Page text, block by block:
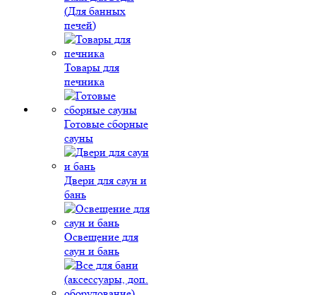
(Для банных
печей)
Товары для
печника
Готовые сборные
сауны
Двери для саун и
бань
Освещение для
саун и бань